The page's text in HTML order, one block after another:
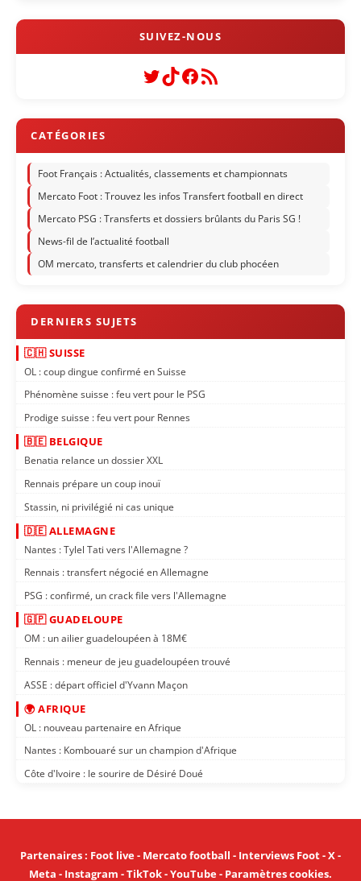
Twitter
TikTok
Facebook
Flux RSS
Foot Français : Actualités, classements et championnats
Mercato Foot : Trouvez les infos Transfert football en direct
Mercato PSG : Transferts et dossiers brûlants du Paris SG !
News-fil de l’actualité football
OM mercato, transferts et calendrier du club phocéen
🇨🇭 SUISSE
OL : coup dingue confirmé en Suisse
Phénomène suisse : feu vert pour le PSG
Prodige suisse : feu vert pour Rennes
🇧🇪 BELGIQUE
Benatia relance un dossier XXL
Rennais prépare un coup inouï
Stassin, ni privilégié ni cas unique
🇩🇪 ALLEMAGNE
Nantes : Tylel Tati vers l'Allemagne ?
Rennais : transfert négocié en Allemagne
PSG : confirmé, un crack file vers l'Allemagne
🇬🇵 GUADELOUPE
OM : un ailier guadeloupéen à 18M€
Rennais : meneur de jeu guadeloupéen trouvé
ASSE : départ officiel d'Yvann Maçon
🌍 AFRIQUE
OL : nouveau partenaire en Afrique
Nantes : Kombouaré sur un champion d'Afrique
Côte d'Ivoire : le sourire de Désiré Doué
Partenaires: Foot live- Mercato football - Interviews Foot-X-
Meta - Instagram -TikTok-YouTube- Paramètres cookies.